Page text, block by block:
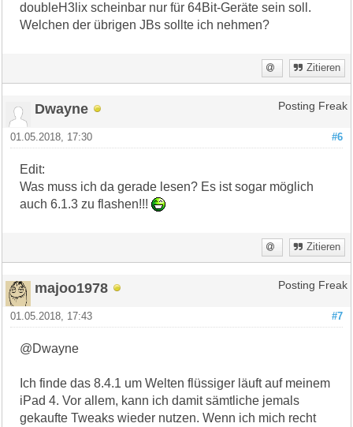
doubleH3lix scheinbar nur für 64Bit-Geräte sein soll.
Welchen der übrigen JBs sollte ich nehmen?
Zitieren
Dwayne Posting Freak
#6
01.05.2018, 17:30
Edit:
Was muss ich da gerade lesen? Es ist sogar möglich
auch 6.1.3 zu flashen!!!
Zitieren
majoo1978 Posting Freak
#7
01.05.2018, 17:43
@Dwayne
Ich finde das 8.4.1 um Welten flüssiger läuft auf meinem
iPad 4. Vor allem, kann ich damit sämtliche jemals
gekaufte Tweaks wieder nutzen. Wenn ich mich recht